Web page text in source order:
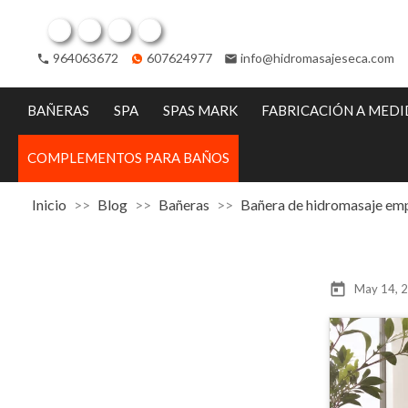
Facebook
TwitterPinterestInstagram
phone 964063672 607624977 email info@hidromasajeseca.com
BAÑERAS SPA SPAS MARK FABRICACIÓN A
COMPLEMENTOS PARA BAÑOS
Inicio Blog Bañeras Bañera de hidromasaje
today May 14,